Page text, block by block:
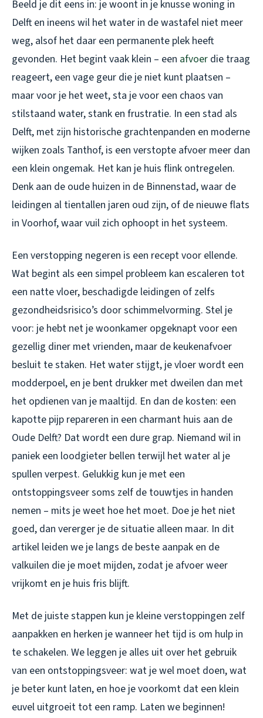
Beeld je dit eens in: je woont in je knusse woning in
Delft en ineens wil het water in de wastafel niet meer
weg, alsof het daar een permanente plek heeft
gevonden. Het begint vaak klein – een afvoer die traag
reageert, een vage geur die je niet kunt plaatsen –
maar voor je het weet, sta je voor een chaos van
stilstaand water, stank en frustratie. In een stad als
Delft, met zijn historische grachtenpanden en moderne
wijken zoals Tanthof, is een verstopte afvoer meer dan
een klein ongemak. Het kan je huis flink ontregelen.
Denk aan de oude huizen in de Binnenstad, waar de
leidingen al tientallen jaren oud zijn, of de nieuwe flats
in Voorhof, waar vuil zich ophoopt in het systeem.
Een verstopping negeren is een recept voor ellende.
Wat begint als een simpel probleem kan escaleren tot
een natte vloer, beschadigde leidingen of zelfs
gezondheidsrisico’s door schimmelvorming. Stel je
voor: je hebt net je woonkamer opgeknapt voor een
gezellig diner met vrienden, maar de keukenafvoer
besluit te staken. Het water stijgt, je vloer wordt een
modderpoel, en je bent drukker met dweilen dan met
het opdienen van je maaltijd. En dan de kosten: een
kapotte pijp repareren in een charmant huis aan de
Oude Delft? Dat wordt een dure grap. Niemand wil in
paniek een loodgieter bellen terwijl het water al je
spullen verpest. Gelukkig kun je met een
ontstoppingsveer soms zelf de touwtjes in handen
nemen – mits je weet hoe het moet. Doe je het niet
goed, dan vererger je de situatie alleen maar. In dit
artikel leiden we je langs de beste aanpak en de
valkuilen die je moet mijden, zodat je afvoer weer
vrijkomt en je huis fris blijft.
Met de juiste stappen kun je kleine verstoppingen zelf
aanpakken en herken je wanneer het tijd is om hulp in
te schakelen. We leggen je alles uit over het gebruik
van een ontstoppingsveer: wat je wel moet doen, wat
je beter kunt laten, en hoe je voorkomt dat een klein
euvel uitgroeit tot een ramp. Laten we beginnen!